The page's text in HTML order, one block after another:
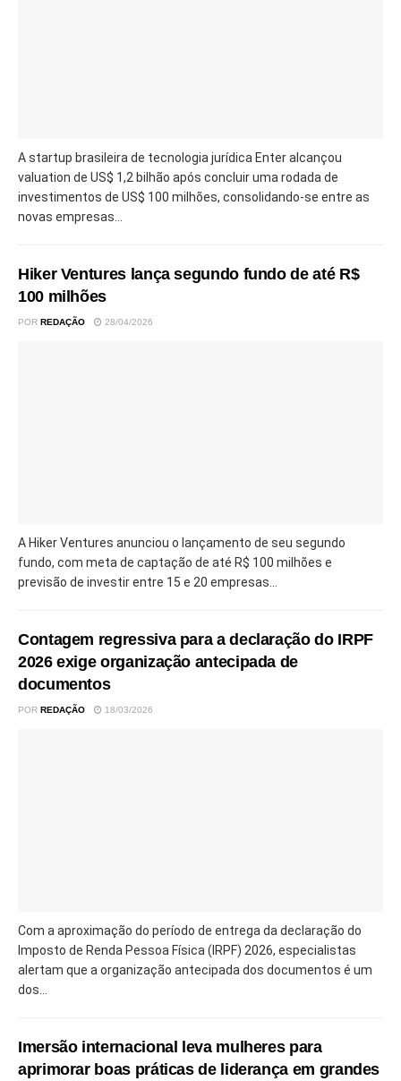
A startup brasileira de tecnologia jurídica Enter alcançou
valuation de US$ 1,2 bilhão após concluir uma rodada de
investimentos de US$ 100 milhões, consolidando-se entre as
novas empresas...
Hiker Ventures lança segundo fundo de até R$
100 milhões
POR REDAÇÃO 28/04/2026
A Hiker Ventures anunciou o lançamento de seu segundo
fundo, com meta de captação de até R$ 100 milhões e
previsão de investir entre 15 e 20 empresas...
Contagem regressiva para a declaração do IRPF
2026 exige organização antecipada de
documentos
POR REDAÇÃO 18/03/2026
Com a aproximação do período de entrega da declaração do
Imposto de Renda Pessoa Física (IRPF) 2026, especialistas
alertam que a organização antecipada dos documentos é um
dos...
Imersão internacional leva mulheres para
aprimorar boas práticas de liderança em grandes